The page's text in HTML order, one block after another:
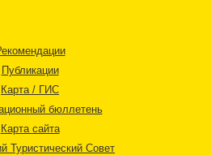
Публикации
Карта / ГИС
бюллетень
Карта сайта
Туристический Совет